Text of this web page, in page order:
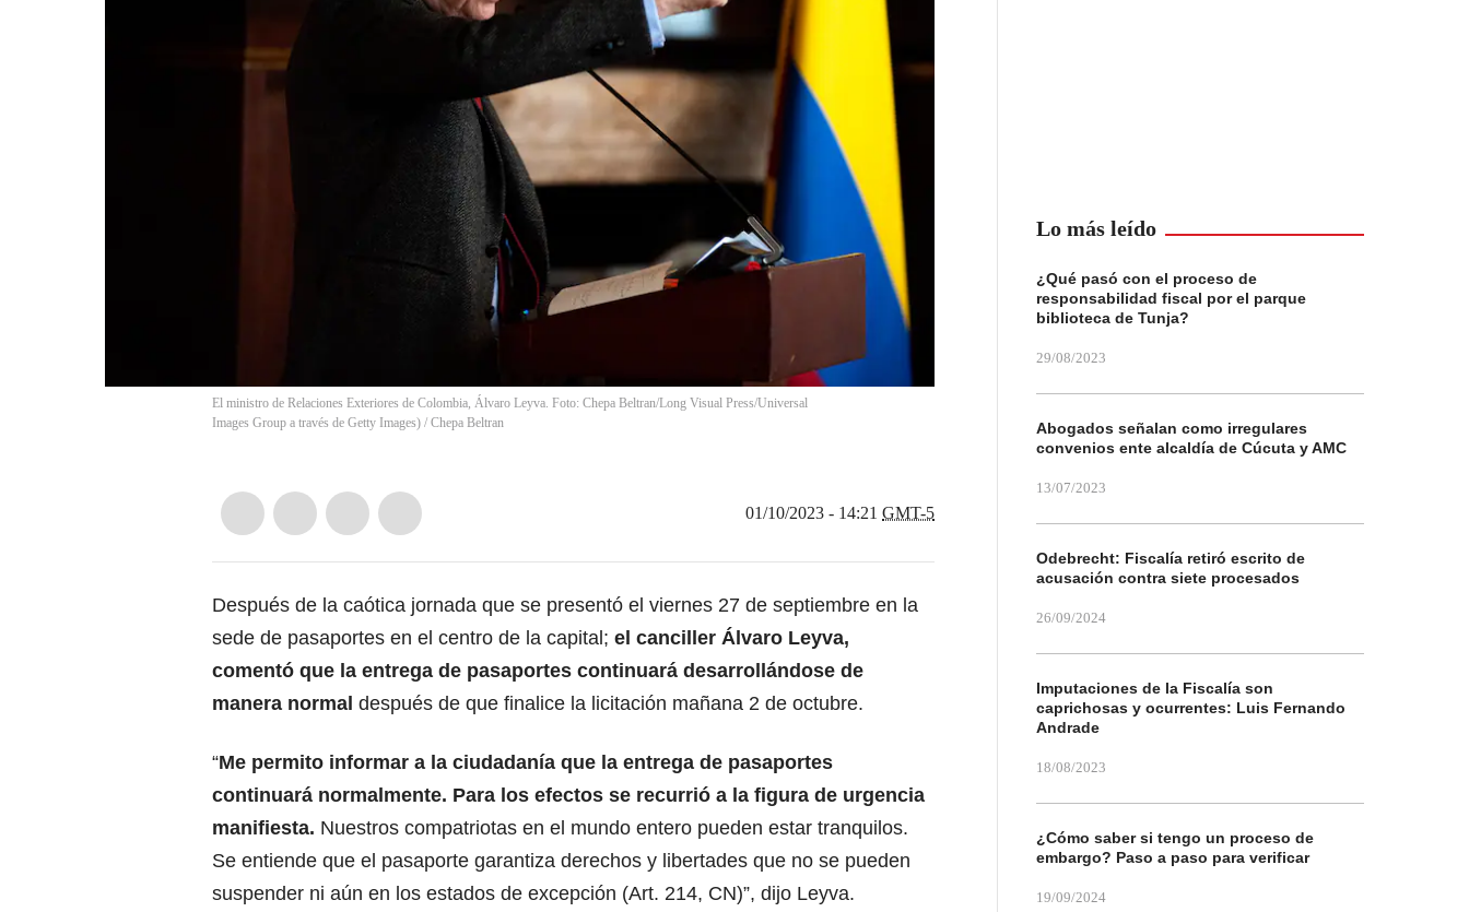
El ministro de Relaciones Exteriores de Colombia, Álvaro Leyva. Foto: Chepa Beltran/Long Visual Press/Universal
Images Group a través de Getty Images) / Chepa Beltran
01/10/2023 - 14:21 GMT-5
Después de la caótica jornada que se presentó el viernes 27 de septiembre en la
sede de pasaportes en el centro de la capital; el canciller Álvaro Leyva,
comentó que la entrega de pasaportes continuará desarrollándose de
manera normal después de que finalice la licitación mañana 2 de octubre.
“Me permito informar a la ciudadanía que la entrega de pasaportes
continuará normalmente. Para los efectos se recurrió a la figura de urgencia
manifiesta. Nuestros compatriotas en el mundo entero pueden estar tranquilos.
Se entiende que el pasaporte garantiza derechos y libertades que no se pueden
suspender ni aún en los estados de excepción (Art. 214, CN)”, dijo Leyva.
Lo más leído
¿Qué pasó con el proceso de
responsabilidad fiscal por el parque
biblioteca de Tunja?
29/08/2023
Abogados señalan como irregulares
convenios ente alcaldía de Cúcuta y AMC
13/07/2023
Odebrecht: Fiscalía retiró escrito de
acusación contra siete procesados
26/09/2024
Imputaciones de la Fiscalía son
caprichosas y ocurrentes: Luis Fernando
Andrade
18/08/2023
¿Cómo saber si tengo un proceso de
embargo? Paso a paso para verificar
19/09/2024